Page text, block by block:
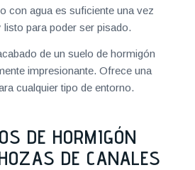
con agua es suficiente una vez
listo para poder ser pisado.
de un suelo de hormigón
impresionante. Ofrece una
cualquier tipo de entorno.
DE HORMIGÓN
DE CANALES